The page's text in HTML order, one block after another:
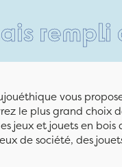
vous
le plus grand choix
jeux et jouets en
de société, des